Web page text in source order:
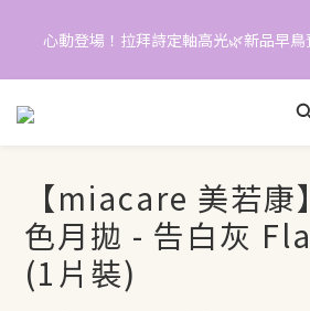
📱加入官方LINE｜領
3
1
02
0
03
1
0
心動登場！拉拜詩定軸高光🌿新品早
📱加入官方LINE｜領
【miacare 美若康
色月拋 - 告白灰
(1片裝)